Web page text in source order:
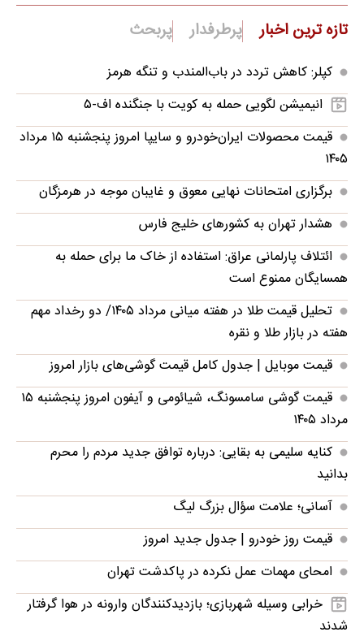
تازه ترین اخبار پرطرفدار پربحث
کپلر: کاهش تردد در باب‌المندب و تنگه هرمز
انیمیشن لگویی حمله به کویت با جنگنده اف-۵
قیمت محصولات ایران‌خودرو و سایپا امروز پنجشنبه ۱۵ مرداد
۱۴۰۵
برگزاری امتحانات نهایی معوق و غایبان موجه در هرمزگان
هشدار تهران به کشورهای خلیج فارس
ائتلاف پارلمانی عراق: استفاده از خاک ما برای حمله به
همسایگان ممنوع است
تحلیل قیمت طلا در هفته میانی مرداد ۱۴۰۵/ دو رخداد مهم
هفته در بازار طلا و نقره
قیمت موبایل‌ | جدول کامل قیمت گوشی‌های بازار امروز
قیمت گوشی سامسونگ، شیائومی و آیفون امروز پنجشنبه ۱۵
مرداد ۱۴۰۵
کنایه سلیمی به بقایی: درباره توافق جدید مردم را محرم
بدانید
آسانی؛ علامت سؤال بزرگ لیگ
قیمت روز خودرو | جدول جدید امروز
امحای مهمات عمل نکرده در پاکدشت تهران
خرابی وسیله شهربازی؛ بازدیدکنندگان وارونه در هوا گرفتار
شدند